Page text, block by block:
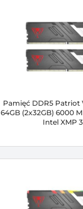
Pamięć DDR5 Patriot
64GB (2x32GB) 6000
Intel XMP